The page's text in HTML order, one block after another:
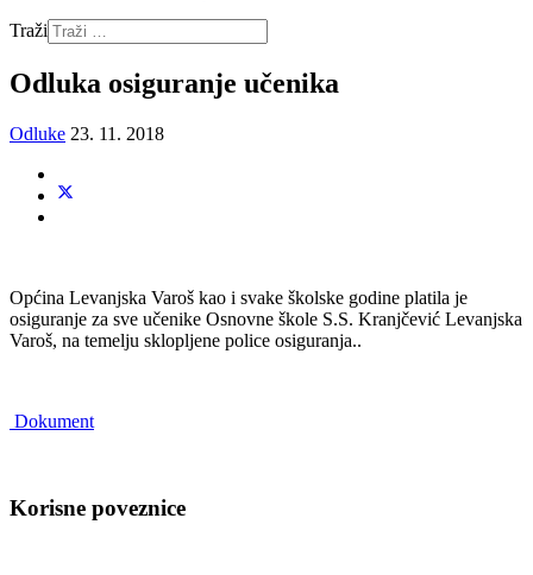
Traži
Odluka osiguranje učenika
Odluke 23. 11. 2018
Općina Levanjska Varoš kao i svake školske godine platila je
osiguranje za sve učenike Osnovne škole S.S. Kranjčević Levanjska
Varoš, na temelju sklopljene police osiguranja..
Dokument
Korisne poveznice